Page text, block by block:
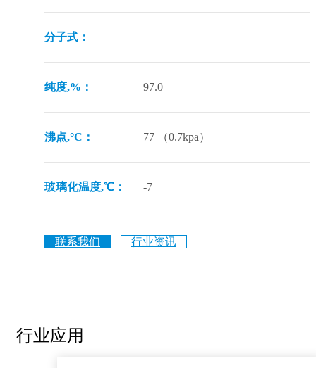
分子式：
纯度,%： 97.0
沸点,°C： 77 （0.7kpa）
玻璃化温度,℃： -7
联系我们 行业资讯
行业应用